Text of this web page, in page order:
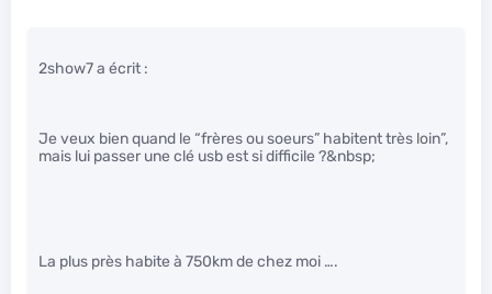
2show7 a écrit :
Je veux bien quand le “frères ou soeurs” habitent très loin”,
mais lui passer une clé usb est si difficile ?&nbsp;
La plus près habite à 750km de chez moi ….